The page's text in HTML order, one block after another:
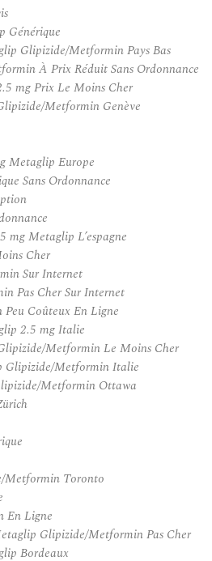
Générique
Glipizide/Metformin Pays Bas
À Prix Réduit Sans Ordonnance
mg Prix Le Moins Cher
Metformin Genève
Metaglip Europe
Sans Ordonnance
mg Metaglip L’espagne
Cher
Sur Internet
Pas Cher Sur Internet
Coûteux En Ligne
2.5 mg Italie
Metformin Le Moins Cher
Glipizide/Metformin Italie
Metformin Ottawa
Metformin Toronto
En Ligne
Glipizide/Metformin Pas Cher
Bordeaux